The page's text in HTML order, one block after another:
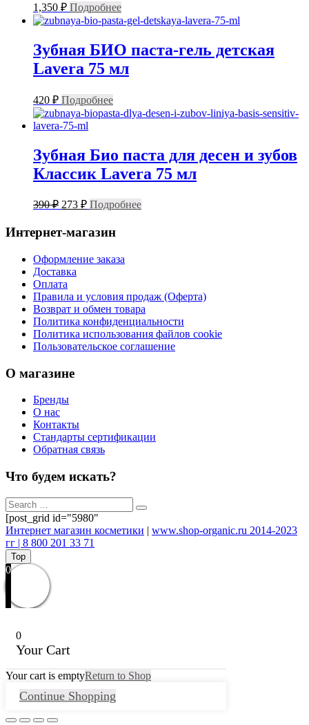
1,350 ₽ Подробнее
Зубная БИО паста-гель детская
Lavera 75 мл
420 ₽ Подробнее
Зубная Био паста для десен и зубов
Классик Lavera 75 мл
390₽ Первоначальная
273 ₽Текущая
273 ₽.
Подробнее
Интернет-магазин
Оформление заказа
Доставка
Оплата
Правила и условия продаж (Оферта)
Возврат и обмен товара
Политика конфиденциальности
Политика использования файлов cookie
Пользовательское соглашение
О магазине
Бренды
О нас
Контакты
Стандарты сертификации
Обратная связь
Что будем искать?
[post_grid id="5980"
Интернет магазин косметики | www.shop-organic.ru 2014-2023
гг | 8 800 201 33 71
Top
0
0
Your Cart
Your cart is emptyReturn to Shop
Continue Shopping